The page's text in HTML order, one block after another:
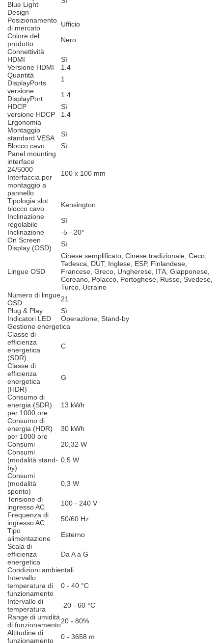
Blue Light
Design
Posizionamento
di mercato
Ufficio
Colore del
prodotto
Nero
Connettività
HDMI
Sì
Versione HDMI
1.4
Quantità
DisplayPorts
1
versione
DisplayPort
1.4
HDCP
Sì
versione HDCP
1.4
Ergonomia
Montaggio
standard VESA
Sì
Blocco cavo
Sì
Panel mounting
interface
24/5000
Interfaccia per
montaggio a
pannello
100 x 100 mm
Tipologia slot
blocco cavo
Kensington
Inclinazione
regolabile
Sì
Inclinazione
-5 - 20°
On Screen
Display (OSD)
Sì
Lingue OSD
Cinese semplificato, Cinese tradizionale, Ceco,
Tedesca, DUT, Inglese, ESP, Finlandese,
Francese, Greco, Ungherese, ITA, Giapponese,
Coreano, Polacco, Portoghese, Russo, Svedese,
Turco, Ucraino
Numero di lingue
OSD
21
Plug & Play
Sì
Indicatori LED
Operazione, Stand-by
Gestione energetica
Classe di
efficienza
energetica
(SDR)
C
Classe di
efficienza
energetica
(HDR)
G
Consumo di
energia (SDR)
per 1000 ore
13 kWh
Consumo di
energia (HDR)
per 1000 ore
30 kWh
Consumi
20,32 W
Consumi
(modalità stand-
by)
0,5 W
Consumi
(modalità
spento)
0,3 W
Tensione di
ingresso AC
100 - 240 V
Frequenza di
ingresso AC
50/60 Hz
Tipo
alimentazione
Esterno
Scala di
efficienza
energetica
Da A a G
Condizioni ambientali
Intervallo
temperatura di
funzionamento
0 - 40 °C
Intervallo di
temperatura
-20 - 60 °C
Range di umidità
di funzionamento20 - 80%
Altitudine di
funzionamento
0 - 3658 m